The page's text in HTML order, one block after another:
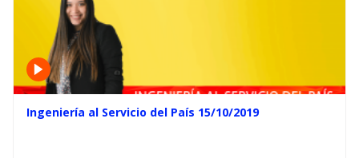
Ingeniería al Servicio del País 15/10/2019